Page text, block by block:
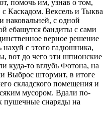
помочь им, узнав о том,
Каскадом. Вексель и Тыква
с одной
ебашутся бандиты с сами
верное решение
нахуй с этого гадюшника,
вот до чего эти шпионские
куда-то вглубь Фотона, на
Выброс штормит, в итоге
складского помещения и
мусором. Вдали по-
пушечные снаряды на